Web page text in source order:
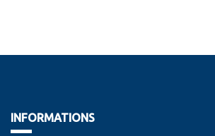
INFORMATIONS